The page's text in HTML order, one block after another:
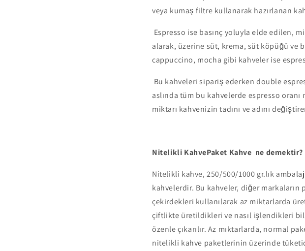
veya kumaş filtre kullanarak hazırlanan
Espresso ise basınç yoluyla elde edilen,
alarak, üzerine süt, krema, süt köpüğü ve
cappuccino, mocha gibi kahveler ise
Bu kahveleri sipariş ederken double
aslında tüm bu kahvelerde espresso
miktarı kahvenizin tadını ve adını
Nitelikli KahvePaket Kahve ne demektir?
Nitelikli kahve, 250/500/1000 gr.lık
kahvelerdir. Bu kahveler, diğer
çekirdekleri kullanılarak az miktarlarda
çiftlikte üretildikleri ve nasıl işlendikleri
özenle çıkarılır. Az mıktarlarda, normal
nitelikli kahve paketlerinin üzerinde